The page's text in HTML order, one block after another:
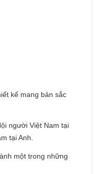
kế mang bản sắc
người Việt Nam tại
tại Anh.
một trong những